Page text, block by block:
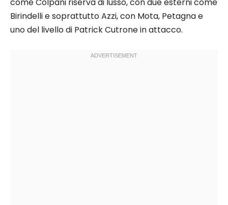
Birindelli e soprattutto Azzi, con Mota, Petagna e
uno del livello di Patrick Cutrone in attacco.